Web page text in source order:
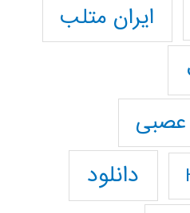
ایران متلب
عصبی
دانلود